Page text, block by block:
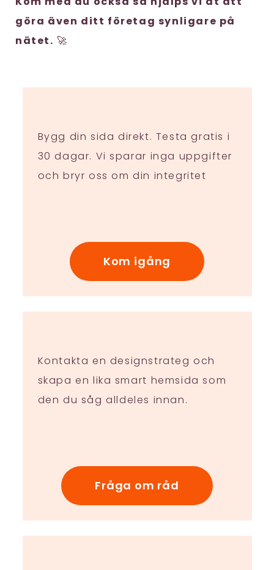
göra även ditt företag synligare på
nätet. 🚀
Bygg din sida direkt. Testa gratis i
30 dagar. Vi sparar inga uppgifter
och bryr oss om din integritet
Kom igång
Kontakta en designstrateg och
skapa en lika smart hemsida som
den du såg alldeles innan.
Fråga om råd